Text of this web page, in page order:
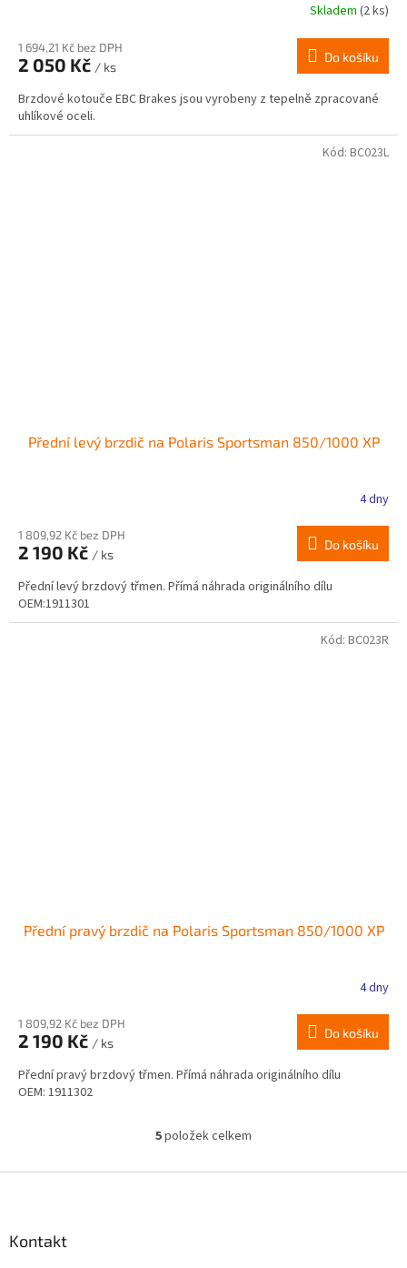
Skladem (2 ks)
1 694,21 Kč bez DPH
2 050 Kč / ks
Do košíku
Brzdové kotouče EBC Brakes jsou vyrobeny z tepelně zpracované
uhlíkové oceli.
Přední levý brzdič na Polaris Sportsman 850/1000 XP
4 dny
1 809,92 Kč bez DPH
2 190 Kč / ks
Do košíku
Přední levý brzdový třmen. Přímá náhrada originálního dílu
OEM:1911301
Kód: BC023L
Přední pravý brzdič na Polaris Sportsman 850/1000 XP
4 dny
1 809,92 Kč bez DPH
2 190 Kč / ks
Do košíku
Přední pravý brzdový třmen. Přímá náhrada originálního dílu
OEM: 1911302
Kód: BC023R
O
l
5položek celkem
Kontakt